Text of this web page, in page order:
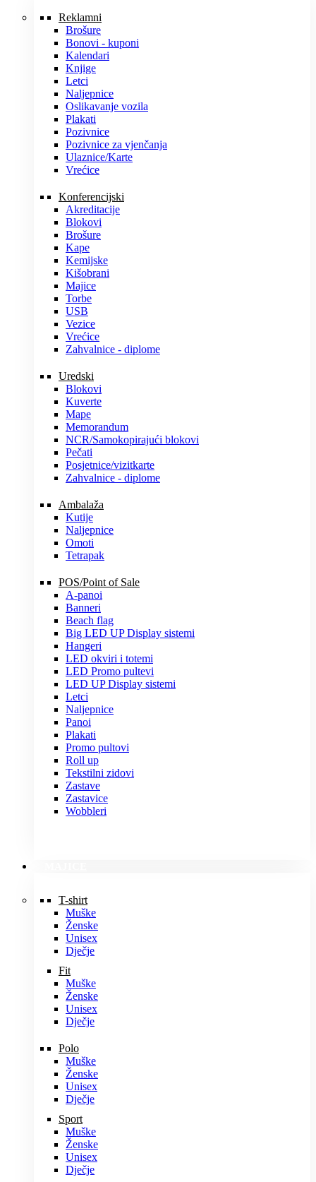
Reklamni
Brošure
Bonovi - kuponi
Kalendari
Knjige
Letci
Naljepnice
Oslikavanje vozila
Plakati
Pozivnice
Pozivnice za vjenčanja
Ulaznice/Karte
Vrećice
Konferencijski
Akreditacije
Blokovi
Brošure
Kape
Kemijske
Kišobrani
Majice
Torbe
USB
Vezice
Vrećice
Zahvalnice - diplome
Uredski
Blokovi
Kuverte
Mape
Memorandum
NCR/Samokopirajući blokovi
Pečati
Posjetnice/vizitkarte
Zahvalnice - diplome
Ambalaža
Kutije
Naljepnice
Omoti
Tetrapak
POS/Point of Sale
A-panoi
Banneri
Beach flag
Big LED UP Display sistemi
Hangeri
LED okviri i totemi
LED Promo pultevi
LED UP Display sistemi
Letci
Naljepnice
Panoi
Plakati
Promo pultovi
Roll up
Tekstilni zidovi
Zastave
Zastavice
Wobbleri
T-shirt
Muške
Ženske
Unisex
Dječje
Fit
Muške
Ženske
Unisex
Dječje
Polo
Muške
Ženske
Unisex
Dječje
Sport
Muške
Ženske
Unisex
Dječje